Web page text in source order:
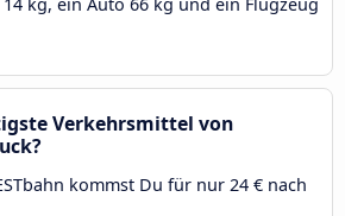
Verkehrsmittel von
kommst Du für nur 24 € nach